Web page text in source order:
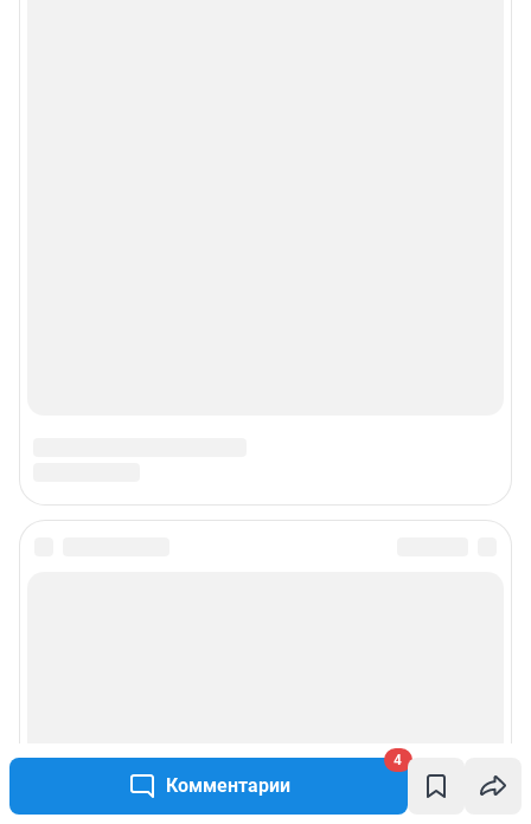
Комментарии
4